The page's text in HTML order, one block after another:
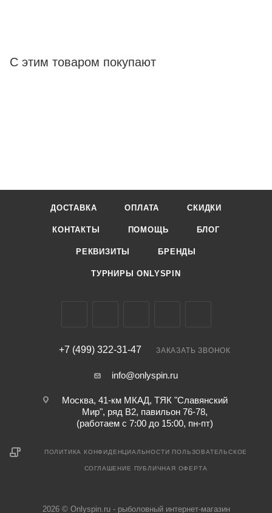
С этим товаром покупают
ДОСТАВКА ОПЛАТА СКИДКИ
КОНТАКТЫ ПОМОЩЬ БЛОГ
РЕКВИЗИТЫ БРЕНДЫ
ТУРНИРЫ ONLYSPIN
+7 (499) 322-31-47 ЗАКАЗАТЬ ЗВОНОК
info@onlyspin.ru
Москва, 41-км МКАД, ТЯК "Славянский
Мир", ряд В2, павильон 76-78,
(работаем с 7:00 до 15:00, пн-пт)
ПОЛИТИКА КОНФИДЕНЦИАЛЬНОСТИ ПОЛЬЗОВАТЕЛЬСКОЕ
СОГЛАШЕНИЕ ПУБЛИЧНАЯ ОФЕРТА
2026 © Onlyspin.ru - рыболовный интернет-магазин